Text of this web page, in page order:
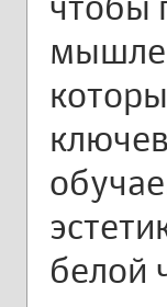
белой